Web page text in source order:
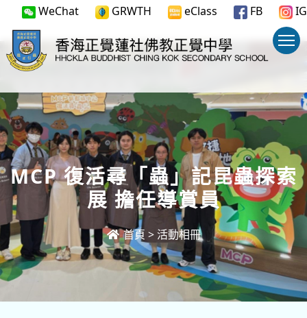
WeChat GRWTH eClass FB IG
MCP 復活尋「蟲」記昆蟲探索
展 擔任導賞員
首頁 > 活動相冊